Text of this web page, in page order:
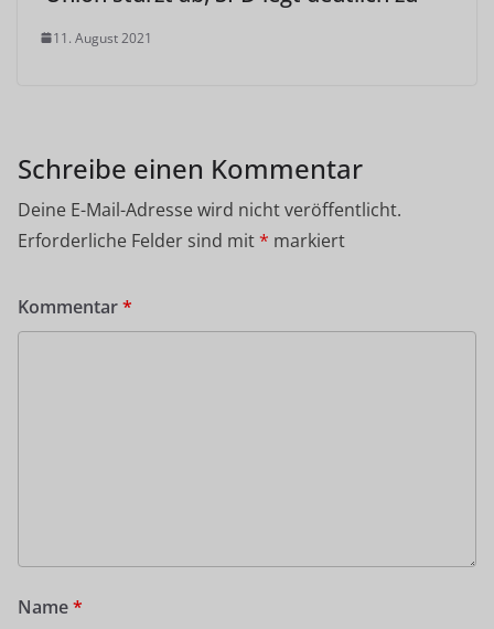
11. August 2021
Schreibe einen Kommentar
Deine E-Mail-Adresse wird nicht veröffentlicht.
Erforderliche Felder sind mit* markiert
Kommentar*
Name*